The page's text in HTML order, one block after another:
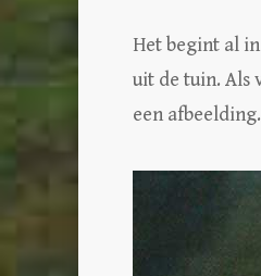
Het begint al
uit de tuin. Als
een afbeelding.